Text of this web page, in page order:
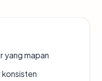
yang mapan
konsisten